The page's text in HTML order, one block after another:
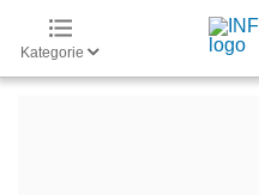
Kategorie